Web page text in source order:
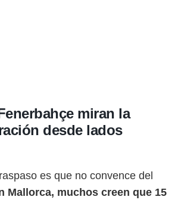
miran la
desde lados
es que no convence del
Mallorca, muchos creen que 15